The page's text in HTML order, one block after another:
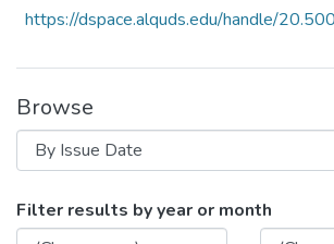
https://dspace.alquds.edu/handle/
Browse
Filter results by year or month